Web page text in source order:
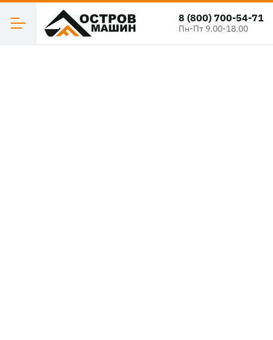
8 (800) 700-54-71
Пн-Пт 9.00-18.00